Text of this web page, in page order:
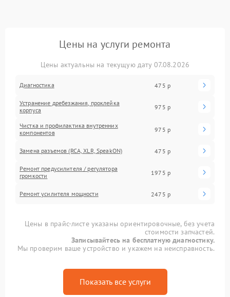
Цены на услуги ремонта
Цены актуальны на текущую дату 07.08.2026
Диагностика 475 р
Устранение дребезжания, проклейка
корпуса
975 р
Чистка и профилактика внутренних
компонентов
975 р
Замена разъемов (RCA, XLR, SpeakON) 475 р
Ремонт предусилителя / регулятора
громкости
1975 р
Ремонт усилителя мощности 2475 р
Цены в прайс-листе указаны ориентировочные, без учета
стоимости запчастей.
Записывайтесь на бесплатную диагностику.
Мы проверим ваше устройство и укажем на неисправность.
Показать все услуги